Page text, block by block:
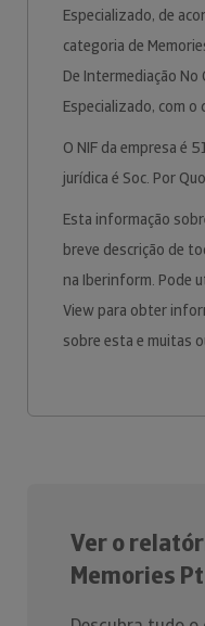
Especializado, de
categoria de
De Intermediação No
Especializado, com
O NIF da empresa é
jurídica é Soc. Por
Esta informação
breve descrição de
na Iberinform. Pode
View para obter
sobre esta e muitas
Ver o
Memories